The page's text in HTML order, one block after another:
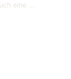
eine ...